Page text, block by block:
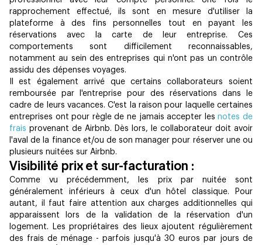
rapprochement effectué, ils sont en mesure d'utiliser la
plateforme à des fins personnelles tout en payant les
réservations avec la carte de leur entreprise. Ces
comportements sont difficilement reconnaissables,
notamment au sein des entreprises qui n'ont pas un contrôle
assidu des dépenses voyages.
Il est également arrivé que certains collaborateurs soient
remboursée par l'entreprise pour des réservations dans le
cadre de leurs vacances. C'est la raison pour laquelle certaines
entreprises ont pour règle de ne jamais accepter lesnotes de
frais provenant de Airbnb. Dès lors, le collaborateur doit avoir
l'aval de la finance et/ou de son manager pour réserver une ou
plusieurs nuitées sur Airbnb.
Visibilité prix et sur-facturation :
Comme vu précédemment, les prix par nuitée sont
généralement inférieurs à ceux d'un hôtel classique. Pour
autant, il faut faire attention aux charges additionnelles qui
apparaissent lors de la validation de la réservation d'un
logement. Les propriétaires des lieux ajoutent régulièrement
des frais de ménage - parfois jusqu'à 30 euros par jours de